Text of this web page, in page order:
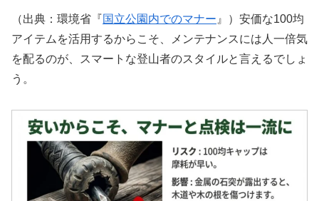
（出典：環境省『国立公園内でのマナー 』）安価な100均
アイテムを活用するからこそ、メンテナンスには人一倍気
を配るのが、スマートな登山者のスタイルと言えるでしょ
う。